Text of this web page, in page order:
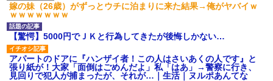
嫁の妹（26歳）がずっとウチに泊まりに来た結果→俺がヤバイｗ
ｗｗｗｗｗｗｗ
【驚愕】5000円でＪＫと行為してきたが後悔しかない…
アパートのドアに『ハンザイ者！この人はさいあくの人です』と
張り紙が！大家「面倒はごめんだよ」私「はあ」→警察に行き、
見回りで犯人が捕まったが、それが…｜生活｜ヌルポあんてな